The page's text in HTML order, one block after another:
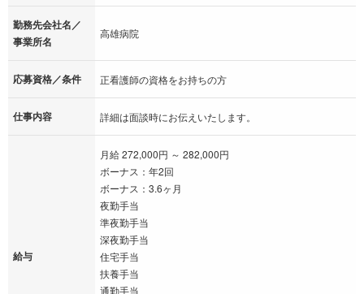
勤務先会社名／
事業所名
高雄病院
応募資格／条件 正看護師の資格をお持ちの方
仕事内容 詳細は面談時にお伝えいたします。
給与
月給 272,000円 ～ 282,000円
ボーナス：年2回
ボーナス：3.6ヶ月
夜勤手当
準夜勤手当
深夜勤手当
住宅手当
扶養手当
通勤手当